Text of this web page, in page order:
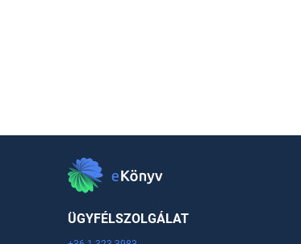
ÜGYFÉLSZOLGÁLAT